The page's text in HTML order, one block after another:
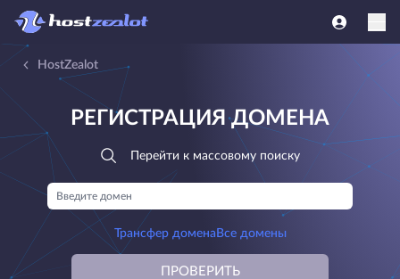
HostZealot
РЕГИСТРАЦИЯ ДОМЕНА
Перейти к массовому поиску
Трансфер домена Все домены
ПРОВЕРИТЬ